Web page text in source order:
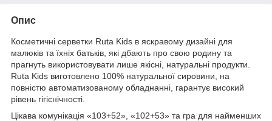
Опис
Косметичні серветки Ruta Kids в яскравому дизайні для
малюків та їхніх батьків, які дбають про свою родину та
прагнуть використовувати лише якісні, натуральні продукти.
Ruta Kids виготовлено 100% натуральної сировини, на
повністю автоматизованому обладнанні, гарантує високий
рівень гігієнічності.
Цікава комунікація «103+52», «102+53» та гра для найменших